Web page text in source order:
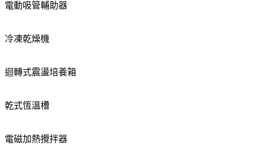
電動吸管輔助器
冷凍乾燥機
迴轉式震盪培養箱
乾式恆溫槽
電磁加熱攪拌器